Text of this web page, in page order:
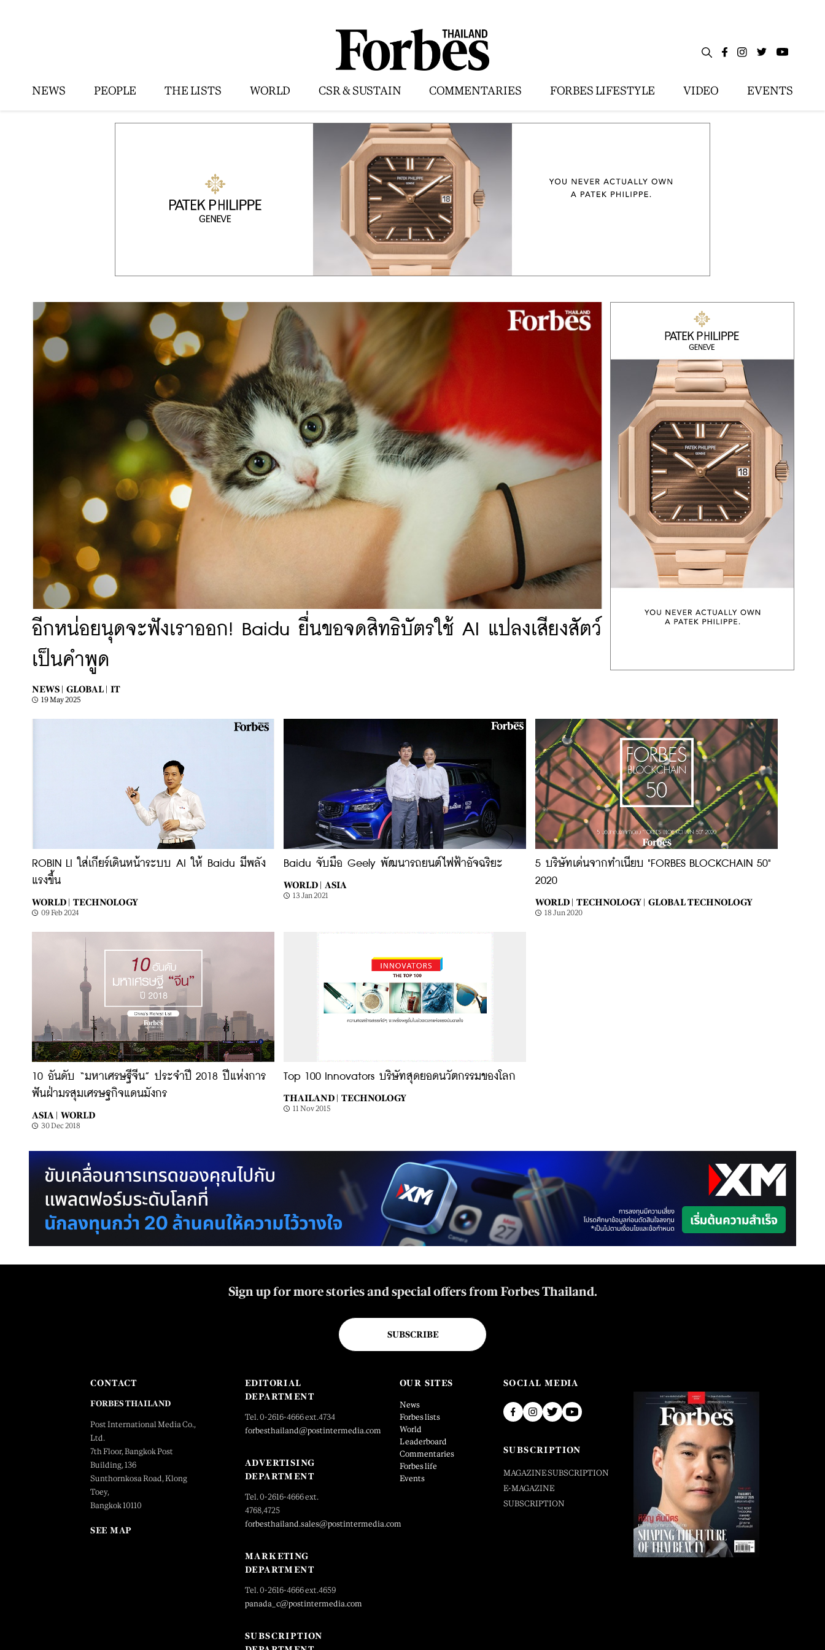
NEWS PEOPLE THE LISTS WORLD CSR & SUSTAIN COMMENTARIES FORBES LIFESTYLE VIDEO EVENTS
อีกหน่อยนุดจะฟังเราออก! Baidu ยื่นขอจดสิทธิบัตรใช้ AI แปลงเสียงสัตว์
เป็นคำพูด
NEWS | GLOBAL | IT
19 May 2025
ROBIN LI ใส่เกียร์เดินหน้าระบบ AI ให้ Baidu มีพลัง
แรงขึ้น
WORLD | TECHNOLOGY
09 Feb 2024
Baidu จับมือ Geely พัฒนารถยนต์ไฟฟ้าอัจฉริยะ
WORLD | ASIA
13 Jan 2021
5 บริษัทเด่นจากทำเนียบ "FORBES BLOCKCHAIN 50"
2020
WORLD | TECHNOLOGY | GLOBAL TECHNOLOGY
18 Jun 2020
10 อันดับ “มหาเศรษฐีจีน” ประจำปี 2018 ปีแห่งการ
ฟันฝ่ามรสุมเศรษฐกิจแดนมังกร
ASIA | WORLD
30 Dec 2018
Top 100 Innovators บริษัทสุดยอดนวัตกรรมของโลก
THAILAND | TECHNOLOGY
11 Nov 2015
Sign up for more stories and special offers from Forbes Thailand.
SUBSCRIBE
CONTACT
FORBES THAILAND
Post International Media Co.,
Ltd.
7th Floor, Bangkok Post
Building, 136
Sunthornkosa Road, Klong
Toey,
Bangkok 10110
SEE MAP
EDITORIAL
DEPARTMENT
Tel. 0-2616-4666 ext.4734
forbesthailand@postintermedia.com
ADVERTISING
DEPARTMENT
Tel. 0-2616-4666 ext.
4768,4725
forbesthailand.sales@postintermedia.com
MARKETING
DEPARTMENT
Tel. 0-2616-4666 ext.4659
panada_c@postintermedia.com
SUBSCRIPTION
OUR SITES
News
Forbes lists
World
Leaderboard
Commentaries
Forbes life
Events
SOCIAL MEDIA
SUBSCRIPTION
MAGAZINE SUBSCRIPTION
E-MAGAZINE
SUBSCRIPTION